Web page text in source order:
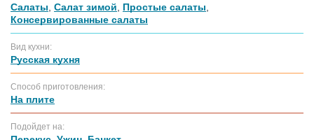
Салаты Салат зимой Простые салаты
Консервированные салаты
Вид кухни:
Русская кухня
Способ приготовления:
На плите
Подойдет на: